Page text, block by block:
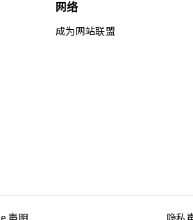
网络
成为网站联盟